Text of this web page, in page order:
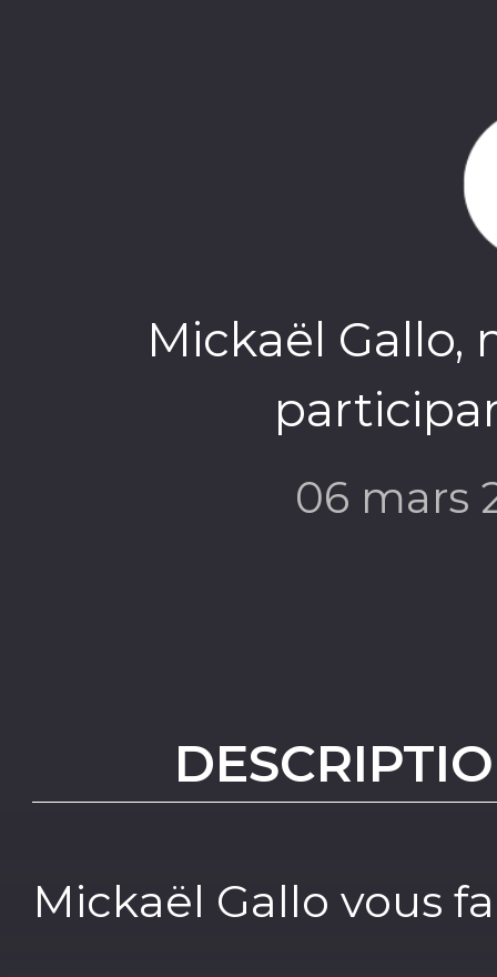
Mickaël Gallo,
06 mars
Mickaël Gallo vous